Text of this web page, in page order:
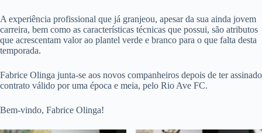
A experiência profissional que já granjeou, apesar da sua ainda jovem
carreira, bem como as características técnicas que possui, são atributos
que acrescentam valor ao plantel verde e branco para o que falta desta
temporada.
Fabrice Olinga junta-se aos novos companheiros depois de ter assinado
contrato válido por uma época e meia, pelo Rio Ave FC.
Bem-vindo, Fabrice Olinga!